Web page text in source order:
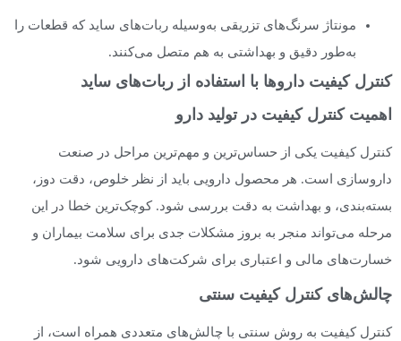
مونتاژ سرنگ‌های تزریقی به‌وسیله ربات‌های ساید که قطعات را
به‌طور دقیق و بهداشتی به هم متصل می‌کنند.
کنترل کیفیت داروها با استفاده از ربات‌های ساید
اهمیت کنترل کیفیت در تولید دارو
کنترل کیفیت یکی از حساس‌ترین و مهم‌ترین مراحل در صنعت
داروسازی است. هر محصول دارویی باید از نظر خلوص، دقت دوز،
بسته‌بندی، و بهداشت به دقت بررسی شود. کوچک‌ترین خطا در این
مرحله می‌تواند منجر به بروز مشکلات جدی برای سلامت بیماران و
خسارت‌های مالی و اعتباری برای شرکت‌های دارویی شود.
چالش‌های کنترل کیفیت سنتی
کنترل کیفیت به روش سنتی با چالش‌های متعددی همراه است، از